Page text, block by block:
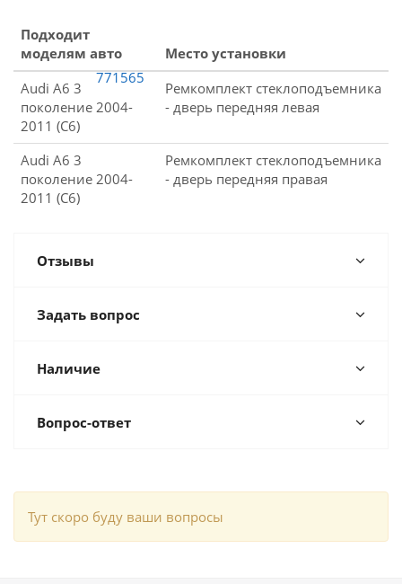
Подходит
моделям авто
Место установки
Audi A6 3
поколение 2004-
2011 (C6)
Ремкомплект стеклоподъемника
- дверь передняя левая
Audi A6 3
поколение 2004-
2011 (C6)
Ремкомплект стеклоподъемника
- дверь передняя правая
Отзывы
Задать вопрос
Наличие
Вопрос-ответ
Тут скоро буду ваши вопросы